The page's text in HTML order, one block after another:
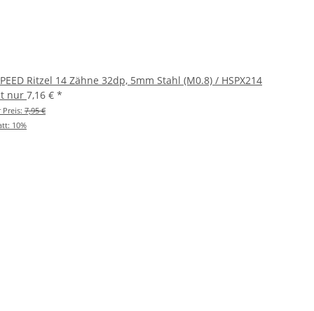
Ritzel 14 Zähne 32dp, 5mm Stahl (M0.8) / HSPX214
nur 7,16 € *
Preis: 7,95 €
10%